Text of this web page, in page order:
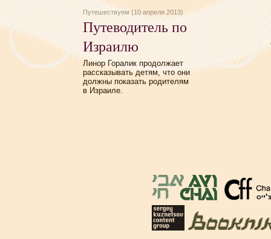
Путешествуем (10 апреля 2013)
Путеводитель по
Израилю
Линор Горалик продолжает
рассказывать детям, что они
должны показать родителям
в Израиле.